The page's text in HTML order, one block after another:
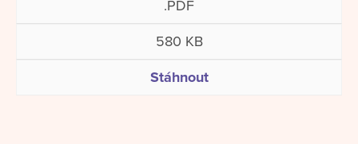
.PDF
580 KB
Stáhnout